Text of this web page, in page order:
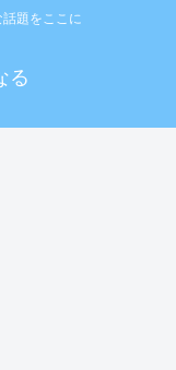
題をここに
る